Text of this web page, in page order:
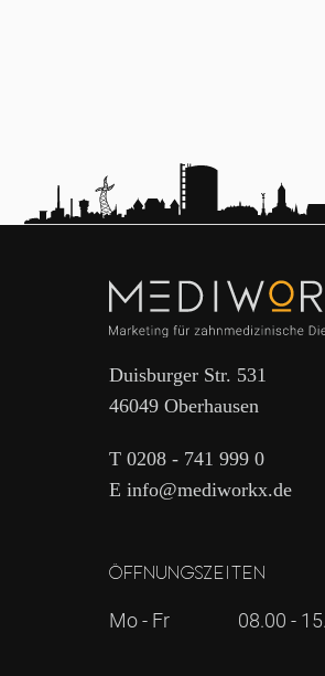
Duisburger Str. 531
46049 Oberhausen
T 0208 - 741 999 0
E info@mediworkx.de
Öffnungszeiten
Mo - Fr 08.00 -